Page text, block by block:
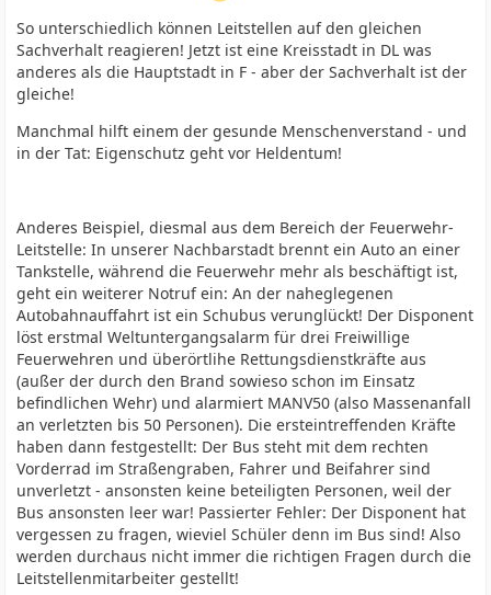
So unterschiedlich können Leitstellen auf den gleichen
Sachverhalt reagieren! Jetzt ist eine Kreisstadt in DL was
anderes als die Hauptstadt in F - aber der Sachverhalt ist der
gleiche!
Manchmal hilft einem der gesunde Menschenverstand - und
in der Tat: Eigenschutz geht vor Heldentum!
Anderes Beispiel, diesmal aus dem Bereich der Feuerwehr-
Leitstelle: In unserer Nachbarstadt brennt ein Auto an einer
Tankstelle, während die Feuerwehr mehr als beschäftigt ist,
geht ein weiterer Notruf ein: An der naheglegenen
Autobahnauffahrt ist ein Schubus verunglückt! Der Disponent
löst erstmal Weltuntergangsalarm für drei Freiwillige
Feuerwehren und überörtlihe Rettungsdienstkräfte aus
(außer der durch den Brand sowieso schon im Einsatz
befindlichen Wehr) und alarmiert MANV50 (also Massenanfall
an verletzten bis 50 Personen). Die ersteintreffenden Kräfte
haben dann festgestellt: Der Bus steht mit dem rechten
Vorderrad im Straßengraben, Fahrer und Beifahrer sind
unverletzt - ansonsten keine beteiligten Personen, weil der
Bus ansonsten leer war! Passierter Fehler: Der Disponent hat
vergessen zu fragen, wieviel Schüler denn im Bus sind! Also
werden durchaus nicht immer die richtigen Fragen durch die
Leitstellenmitarbeiter gestellt!